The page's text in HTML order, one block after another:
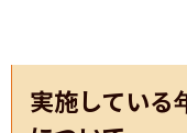
実施している